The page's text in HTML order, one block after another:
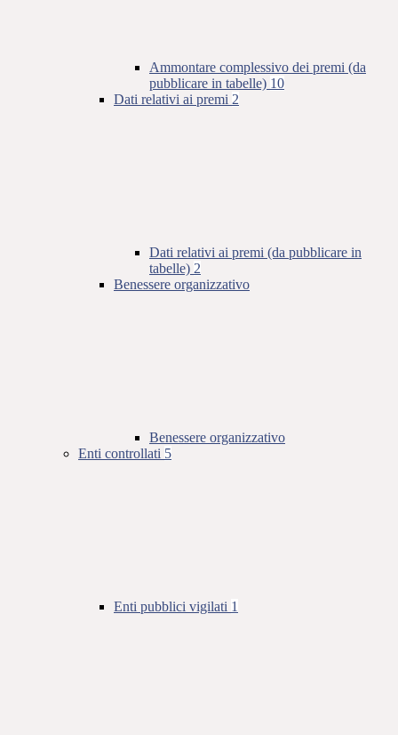
Ammontare complessivo dei premi (da
pubblicare in tabelle) 10
Dati relativi ai premi 2
Dati relativi ai premi (da pubblicare in
tabelle) 2
Benessere organizzativo
Benessere organizzativo
Enti controllati 5
Enti pubblici vigilati 1